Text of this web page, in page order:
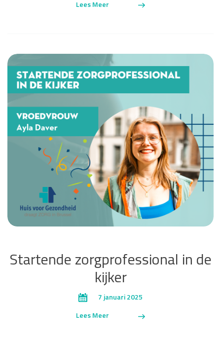
Lees Meer
Startende zorgprofessional in de
kijker
7 januari 2025
Lees Meer